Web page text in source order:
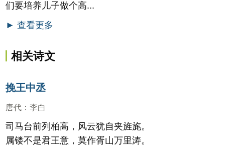
们要培养儿子做个高...
► 查看更多
相关诗文
挽王中丞
唐代 ： 李白
司马台前列柏高，风云犹自夹旌旄。
属镂不是君王意，莫作胥山万里涛。